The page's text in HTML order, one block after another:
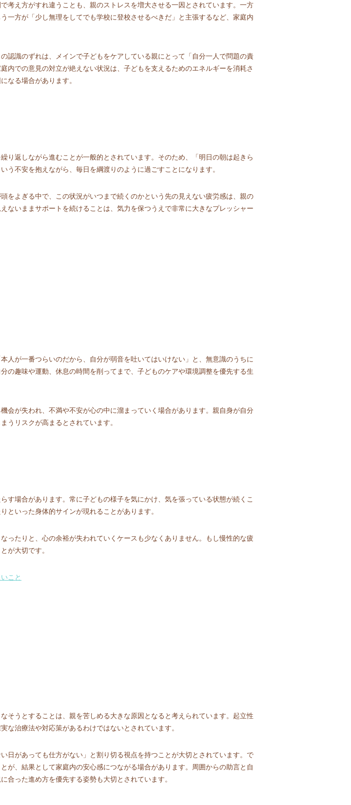
考え方がすれ違うことも、親のストレスを増大させる一因とされています。一方
一方が「少し無理をしてでも学校に登校させるべきだ」と主張するなど、家庭内
認識のずれは、メインで子どもをケアしている親にとって「自分一人で問題の責
内での意見の対立が絶えない状況は、子どもを支えるためのエネルギーを消耗さ
なる場合があります。
り返しながら進むことが一般的とされています。そのため、「明日の朝は起きら
不安を抱えながら、毎日を綱渡りのように過ごすことになります。
をよぎる中で、この状況がいつまで続くのかという先の見えない疲労感は、親の
ないままサポートを続けることは、気力を保つうえで非常に大きなプレッシャー
人が一番つらいのだから、自分が弱音を吐いてはいけない」と、無意識のうちに
の趣味や運動、休息の時間を削ってまで、子どものケアや環境調整を優先する生
会が失われ、不満や不安が心の中に溜まっていく場合があります。親自身が自分
うリスクが高まるとされています。
す場合があります。常に子どもの様子を気にかけ、気を張っている状態が続くこ
といった身体的サインが現れることがあります。
ったりと、心の余裕が失われていくケースも少なくありません。もし慢性的な疲
が大切です。
こと
そうとすることは、親を苦しめる大きな原因となると考えられています。起立性
な治療法や対応策があるわけではないとされています。
日があっても仕方がない」と割り切る視点を持つことが大切とされています。で
が、結果として家庭内の安心感につながる場合があります。周囲からの助言と自
合った進め方を優先する姿勢も大切とされています。